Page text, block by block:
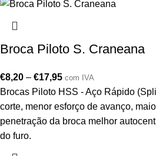
Broca Piloto S. Craneana
€8,20 – €17,95 com IVA
Brocas Piloto HSS - Aço Rápido
corte, menor esforço de avanço,
penetração da broca melhor
do furo.